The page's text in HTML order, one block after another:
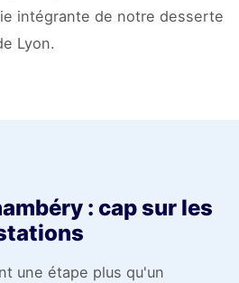
intégrante de notre desserte
Lyon.
: cap sur les
une étape plus qu'un